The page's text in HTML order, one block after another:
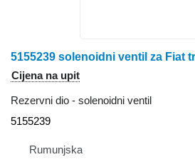
5155239 solenoidni ventil za Fiat
Cijena na upit
Rezervni dio - solenoidni ventil
5155239
Rumunjska